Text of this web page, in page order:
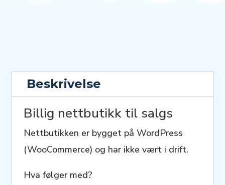
Beskrivelse
Billig nettbutikk til salgs
Nettbutikken er bygget på WordPress
(WooCommerce) og har ikke vært i drift.
Hva følger med?